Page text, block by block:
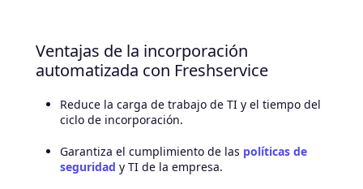
Ventajas de la incorporación
automatizada con Freshservice
Reduce la carga de trabajo de TI y el tiempo del
ciclo de incorporación.
Garantiza el cumplimiento de las políticas de
seguridad y TI de la empresa.